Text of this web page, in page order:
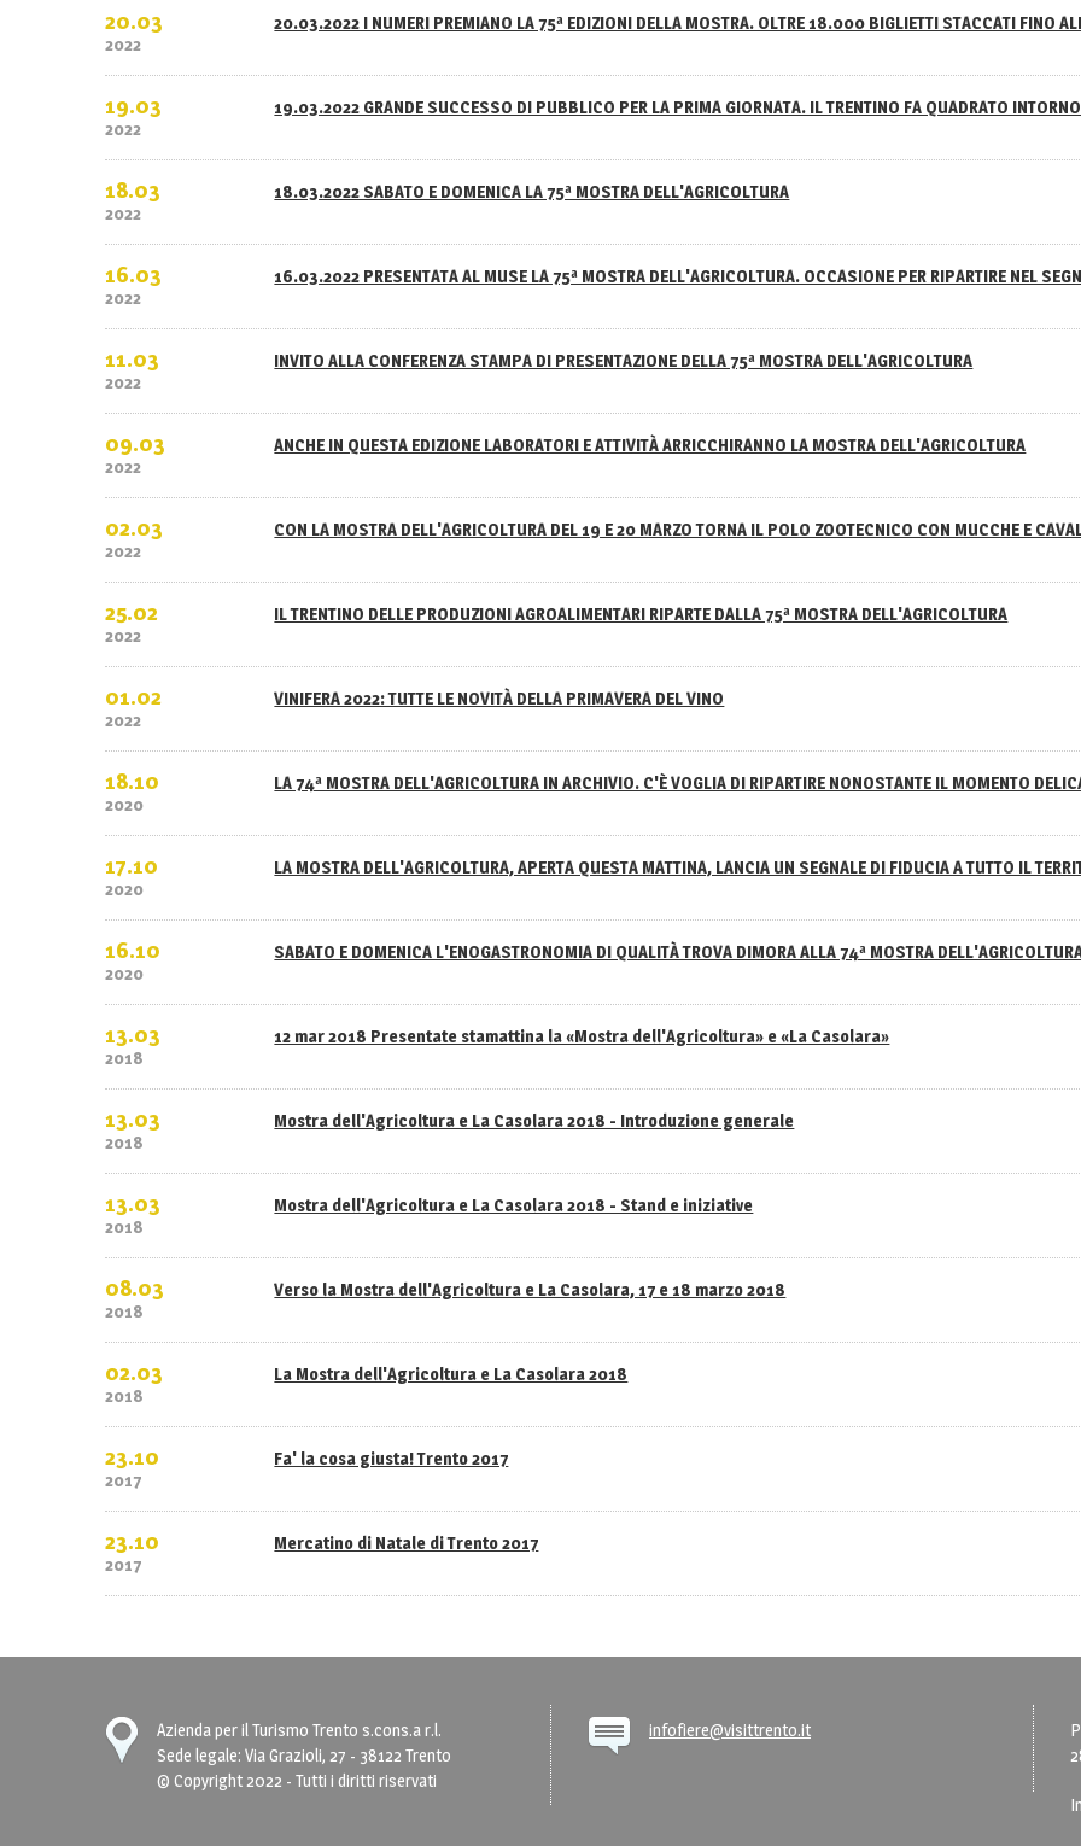
20.03
2022
20.03.2022 I NUMERI PREMIANO LA 75ª EDIZIONI DELLA MOSTRA. OLTRE 18.000 BIGLIETTI STACCATI FINO
19.03
2022
19.03.2022 GRANDE SUCCESSO DI PUBBLICO PER LA PRIMA GIORNATA. IL TRENTINO FA QUADRATO
18.03
2022
18.03.2022 SABATO E DOMENICA LA 75ª MOSTRA DELL'AGRICOLTURA
16.03
2022
16.03.2022 PRESENTATA AL MUSE LA 75ª MOSTRA DELL'AGRICOLTURA. OCCASIONE PER RIPARTIRE NEL
11.03
2022
INVITO ALLA CONFERENZA STAMPA DI PRESENTAZIONE DELLA 75ª MOSTRA DELL'AGRICOLTURA
09.03
2022
ANCHE IN QUESTA EDIZIONE LABORATORI E ATTIVITÀ ARRICCHIRANNO LA MOSTRA DELL'AGRICOLTURA
02.03
2022
CON LA MOSTRA DELL'AGRICOLTURA DEL 19 E 20 MARZO TORNA IL POLO ZOOTECNICO CON MUCCHE E
25.02
2022
IL TRENTINO DELLE PRODUZIONI AGROALIMENTARI RIPARTE DALLA 75ª MOSTRA DELL'AGRICOLTURA
01.02
2022
VINIFERA 2022: TUTTE LE NOVITÀ DELLA PRIMAVERA DEL VINO
18.10
2020
LA 74ª MOSTRA DELL'AGRICOLTURA IN ARCHIVIO. C'È VOGLIA DI RIPARTIRE NONOSTANTE IL MOMENTO
17.10
2020
LA MOSTRA DELL'AGRICOLTURA, APERTA QUESTA MATTINA, LANCIA UN SEGNALE DI FIDUCIA A TUTTO IL
16.10
2020
SABATO E DOMENICA L'ENOGASTRONOMIA DI QUALITÀ TROVA DIMORA ALLA 74ª MOSTRA
13.03
2018
12 mar 2018 Presentate stamattina la «Mostra dell'Agricoltura» e «La Casolara»
13.03
2018
Mostra dell'Agricoltura e La Casolara 2018 - Introduzione generale
13.03
2018
Mostra dell'Agricoltura e La Casolara 2018 - Stand e iniziative
08.03
2018
Verso la Mostra dell'Agricoltura e La Casolara, 17 e 18 marzo 2018
02.03
2018
La Mostra dell'Agricoltura e La Casolara 2018
23.10
2017
Fa' la cosa giusta! Trento 2017
23.10
2017
Mercatino di Natale di Trento 2017
Azienda per il Turismo Trento s.cons.a r.l.
Sede legale: Via Grazioli, 27 - 38122 Trento
© Copyright 2022 - Tutti i diritti riservati
infofiere@visittrento.it